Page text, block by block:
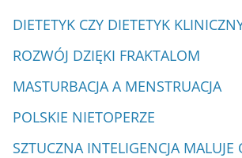
DIETETYK CZY DIETETYK
ROZWÓJ DZIĘKI FRAKTALOM
MASTURBACJA A MENSTRUACJA
POLSKIE NIETOPERZE
SZTUCZNA INTELIGENCJA MALUJE